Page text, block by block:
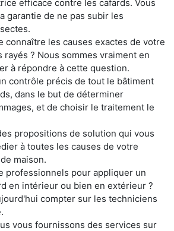
efficace contre les cafards. Vous
garantie de ne pas subir les
connaître les causes exactes de votre
rayés ? Nous sommes vraiment en
à répondre à cette question.
contrôle précis de tout le bâtiment
dans le but de déterminer
et de choisir le traitement le
propositions de solution qui vous
à toutes les causes de votre
maison.
professionnels pour appliquer un
en intérieur ou bien en extérieur ?
compter sur les techniciens
vous fournissons des services sur